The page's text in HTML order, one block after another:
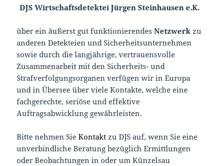
DJS Wirtschaftsdetektei Jürgen Steinhausen e.K.
über ein äußerst gut funktionierendesNetzwerk zu
anderen Detekteien und Sicherheitsunternehmen
sowie durch die langjährige, vertrauensvolle
Zusammenarbeit mit den Sicherheits- und
Strafverfolgungsorganen verfügen wir in Europa
und in Übersee über viele Kontakte, welche eine
fachgerechte, seriöse und effektive
Auftragsabwicklung gewährleisten.
Bitte nehmen Sie Kontakt zu DJS auf, wenn Sie eine
unverbindliche Beratung bezüglich Ermittlungen
oder Beobachtungen in oder um Künzelsau